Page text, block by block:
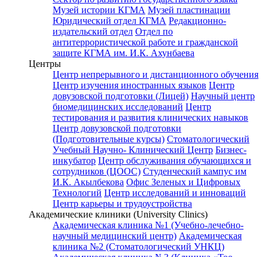
Музей истории КГМА Музей пластинации
Юридический отдел КГМА Редакционно-
издательский отдел Отдел по
антитеррористической работе и гражданской
защите КГМА им. И.К. Ахунбаева
Центры
Центр непрерывного и дистанционного обучения
Центр изучения иностранных языков Центр
довузовской подготовки (Лицей) Научный центр
биомедицинских исследований Центр
тестирования и развития клинических навыков
Центр довузовской подготовки
(Подготовительные курсы) Стоматологический
Учебный Научно- Клинический Центр Бизнес-
инкубатор Центр обслуживания обучающихся и
сотрудников (ЦООС) Студенческий кампус им
И.К. Акылбекова Офис Зеленых и Цифровых
Технологий Центр исследований и инноваций
Центр карьеры и трудоустройства
Академические клиники (University Clinics)
Академическая клиника №1 (Учебно-лечебно-
научный медицинский центр) Академическая
клиника №2 (Стоматологический УНКЦ)